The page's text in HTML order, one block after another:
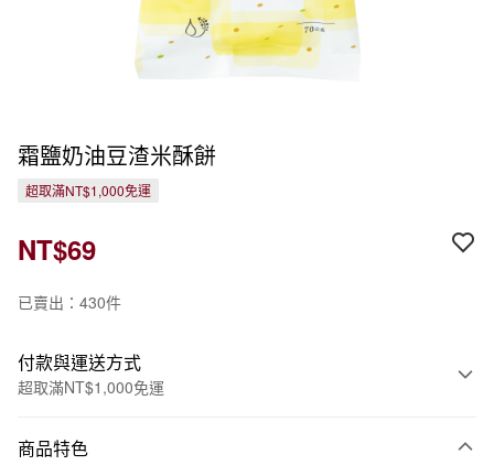
霜鹽奶油豆渣米酥餅
超取滿NT$1,000免運
NT$69
已賣出：430件
付款與運送方式
超取滿NT$1,000免運
信用卡一次付款
商品特色